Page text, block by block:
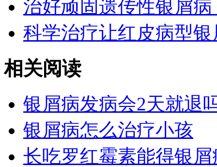
治好顽固遗传性银屑
科学治疗让红皮病型
相关阅读
银屑病发病会2天就退
银屑病怎么治疗小孩
长吃罗红霉素能得银屑